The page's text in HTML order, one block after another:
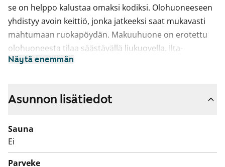
se on helppo kalustaa omaksi kodiksi. Olohuoneeseen
yhdistyy avoin keittiö, jonka jatkeeksi saat mukavasti
mahtumaan ruokapöydän. Makuuhuone on erotettu
olohuoneesta tilaa säästävällä liukuovella. Ilta-
aurinkoon aukeavalle lasitetulle parvekkeelle voit
Asuinhuoneissa lattiat ovat vaaleaa tammilaminaattia.
harmaalla. Eteisen ja makuuhuoneiden komerot ovat
valkoisia ja ikkunoissa on sälekaihtimet. Keittiön
kalusteet ovat raikkaan valkoiset. Ylä- ja alakaappien
välinen tila ja työtaso ovat harmaata laminaattia.
Näytä enemmän
Asunnon lisätiedot
Sauna
Ei
Parveke